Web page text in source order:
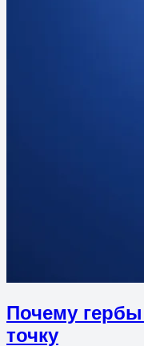
Почему
точку